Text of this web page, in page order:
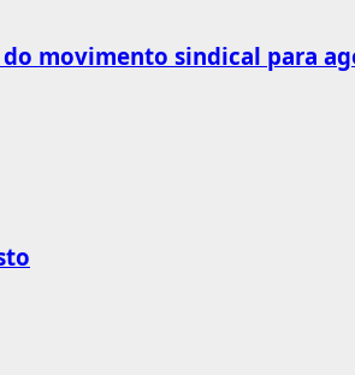
do movimento sindical para